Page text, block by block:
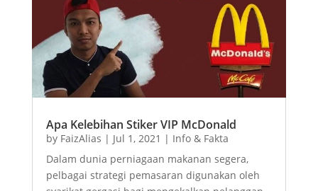
Apa Kelebihan Stiker VIP McDonald
by FaizAlias | Jul 1, 2021 | Info & Fakta
Dalam dunia perniagaan makanan segera,
pelbagai strategi pemasaran digunakan oleh